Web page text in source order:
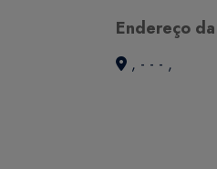
Endereço
, - - - ,